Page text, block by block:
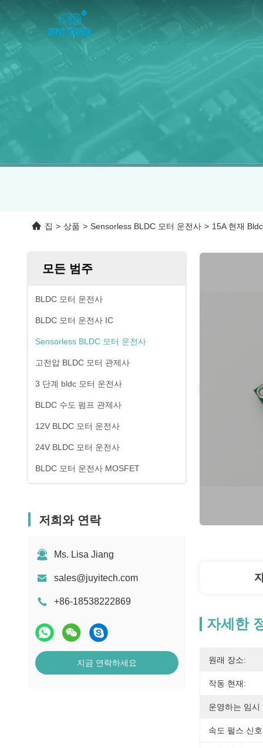
집 > 상품 > Sensorless BLDC 모터 운전사 > 15A 현재
모든 범주
BLDC 모터 운전사
BLDC 모터 운전사 IC
Sensorless BLDC 모터 운전사
고전압 BLDC 모터 관제사
3 단계 bldc 모터 운전사
BLDC 수도 펌프 관제사
12V BLDC 모터 운전사
24V BLDC 모터 운전사
BLDC 모터 운전사 MOSFET
저희와 연락
Ms. Lisa Jiang
sales@juyitech.com
+86-18538222869
지금 연락하세요
자세한
원래 장소:
작동 현재:
운영하는 임시
속도 펄스 신